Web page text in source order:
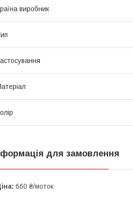
виробник
для замовлення
660 ₴/моток